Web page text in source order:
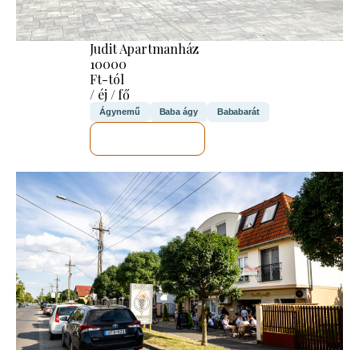
Judit Apartmanház
10000
Ft-tól
/ éj / fő
Ágynemű Baba ágy Bababarát